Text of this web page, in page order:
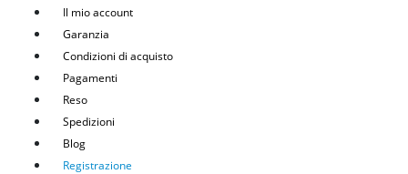
Il mio account
Garanzia
Condizioni di acquisto
Pagamenti
Reso
Spedizioni
Blog
Registrazione